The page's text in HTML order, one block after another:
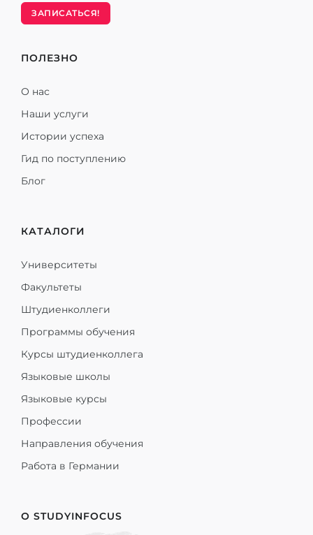
ЗАПИСАТЬСЯ!
ПОЛЕЗНО
О нас
Наши услуги
Истории успеха
Гид по поступлению
Блог
КАТАЛОГИ
Университеты
Факультеты
Штудиенколлеги
Программы обучения
Курсы штудиенколлега
Языковые школы
Языковые курсы
Профессии
Направления обучения
Работа в Германии
О STUDYINFOCUS